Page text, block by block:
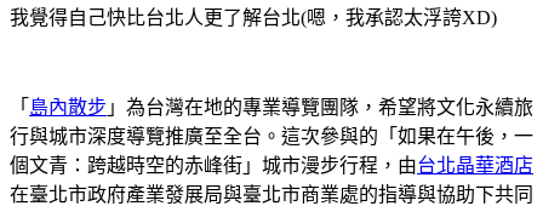
我覺得自己快比台北人更了解台北(嗯，我承認太浮誇XD)
「 島內散步 」為台灣在地的專業導覽團隊，希望將文化永續旅
行與城市深度導覽推廣至全台。這次參與的「如果在午後，一
個文青：跨越時空的赤峰街」城市漫步行程，由台北晶華酒店
在臺北市政府產業發展局與臺北市商業處的指導與協助下共同